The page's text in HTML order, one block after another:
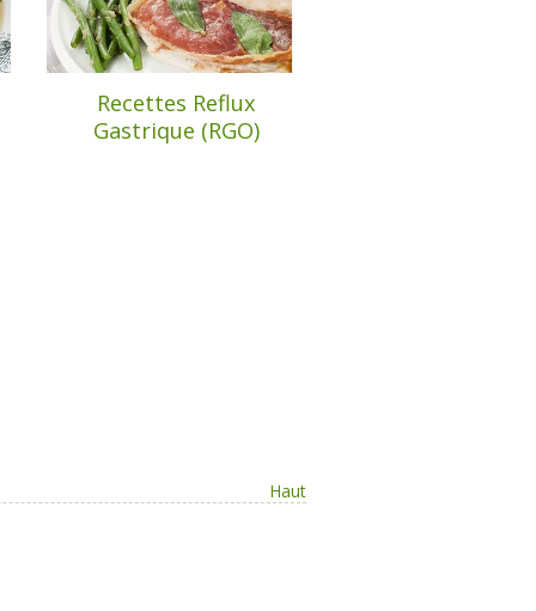
Recettes Reflux
Gastrique (RGO)
Haut